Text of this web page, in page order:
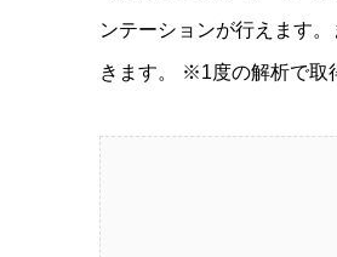
ンテーションが行えます
きます。 ※1度の解析で取